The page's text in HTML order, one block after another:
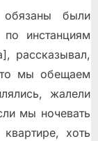
были
инстанциям
рассказывал,
мы обещаем
жалели
мы ночевать
хоть